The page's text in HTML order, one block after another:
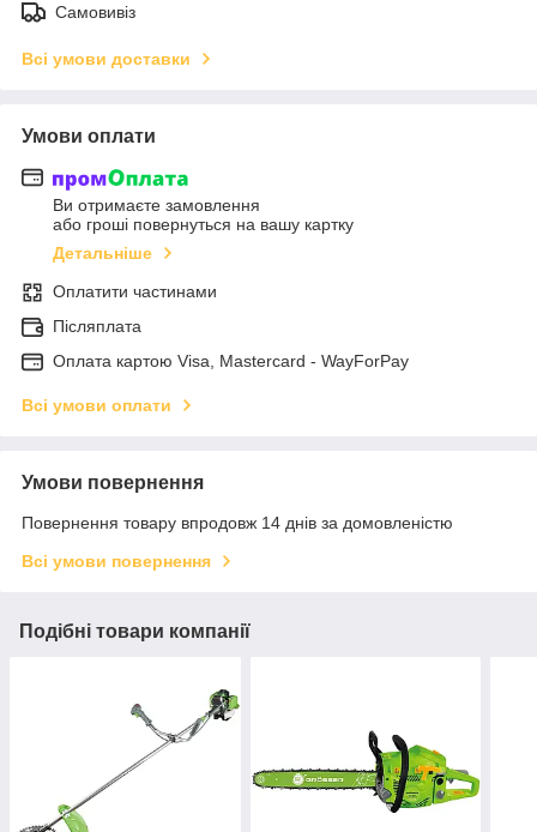
Самовивіз
Всі умови доставки
Умови оплати
Ви отримаєте замовлення
або гроші повернуться на вашу картку
Детальніше
Оплатити частинами
Післяплата
Оплата картою Visa, Mastercard - WayForPay
Всі умови оплати
Умови повернення
Повернення товару впродовж 14 днів за домовленістю
Всі умови повернення
Подібні товари компанії